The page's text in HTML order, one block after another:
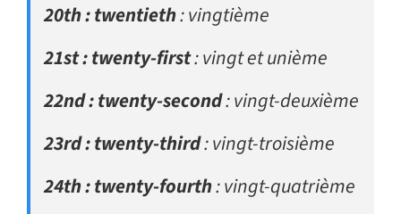
20th : twentieth: vingtième
21st : twenty-first: vingt et unième
22nd : twenty-second: vingt-deuxième
23rd : twenty-third: vingt-troisième
24th : twenty-fourth: vingt-quatrième